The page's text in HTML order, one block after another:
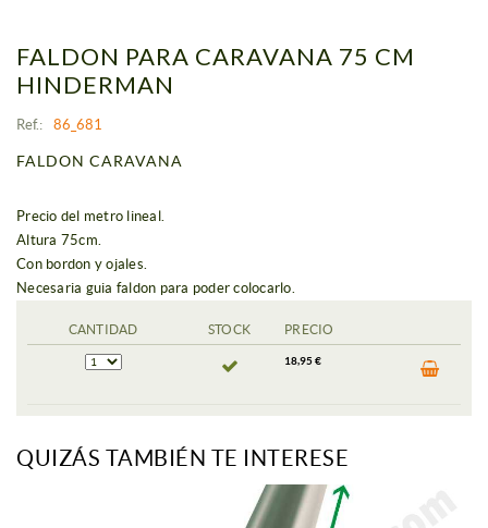
FALDON PARA CARAVANA 75 CM
HINDERMAN
Ref.: 86_681
FALDON CARAVANA
Precio del metro lineal.
Altura 75cm.
Con bordon y ojales.
Necesaria guia faldon para poder colocarlo.
CANTIDAD STOCK PRECIO
18,95 €
QUIZÁS TAMBIÉN TE INTERESE